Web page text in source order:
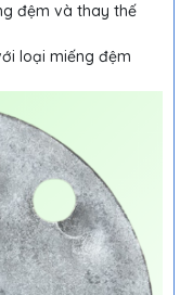
đệm và thay thế
loại miếng đệm